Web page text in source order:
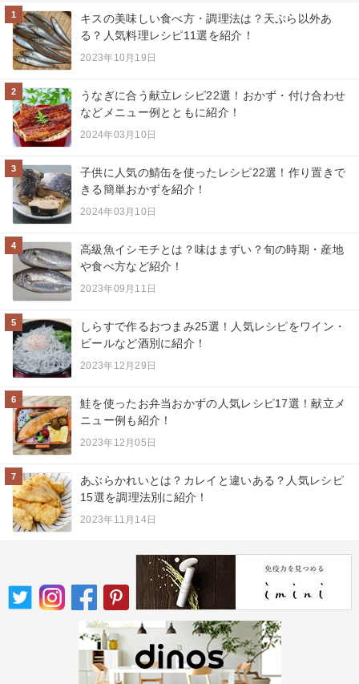
1
キスの美味しい食べ方・調理法は？天ぷら以外あ
る？人気料理レシピ11選を紹介！
2023年10月19日
2
うなぎに合う献立レシピ22選！おかず・付け合わせ
などメニュー例とともに紹介！
2024年03月10日
3
子供に人気の鯖缶を使ったレシピ22選！作り置きで
きる簡単おかずを紹介！
2024年03月10日
4
高級魚イシモチとは？味はまずい？旬の時期・産地
や食べ方など紹介！
2023年09月11日
5
しらすで作るおつまみ25選！人気レシピをワイン・
ビールなど酒別に紹介！
2023年12月29日
6
鮭を使ったお弁当おかずの人気レシピ17選！献立メ
ニュー例も紹介！
2023年12月05日
7
あぶらかれいとは？カレイと違いある？人気レシピ
15選を調理法別に紹介！
2023年11月14日